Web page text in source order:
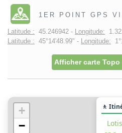
1ER POINT GPS
Latitude : 45.246942 - Longitude:
Latitude : 45°14'48.99" - Longitude:
Afficher carte
+
−
🚶